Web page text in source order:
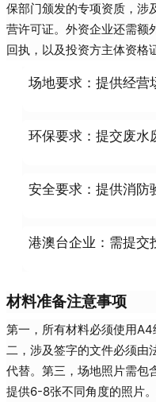
保部门颁发的专项资质，涉
营许可证。外资企业还需额
回执，以及投资方主体资格
场地要求：提供经营
环保要求：提交废水
安全要求：提供消防
港澳台企业：需提交
材料准备注意事项
第一，所有材料必须使用
二，涉及签字的文件必须由
代替。第三，场地照片需包
提供6-8张不同角度的照片